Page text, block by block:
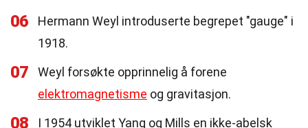
06
Hermann Weyl introduserte begrepet "gauge" i
1918.
07
Weyl forsøkte opprinnelig å forene
elektromagnetisme og gravitasjon.
08
I 1954 utviklet Yang og Mills en ikke-abelsk